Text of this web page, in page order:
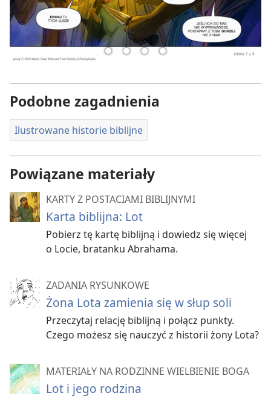
Podobne zagadnienia
Ilustrowane historie biblijne
Powiązane materiały
KARTY Z POSTACIAMI BIBLIJNYMI
Karta biblijna: Lot
Pobierz tę kartę biblijną i dowiedz się więcej
o Locie, bratanku Abrahama.
ZADANIA RYSUNKOWE
Żona Lota zamienia się w słup soli
Przeczytaj relację biblijną i połącz punkty.
Czego możesz się nauczyć z historii żony Lota?
MATERIAŁY NA RODZINNE WIELBIENIE BOGA
Lot i jego rodzina